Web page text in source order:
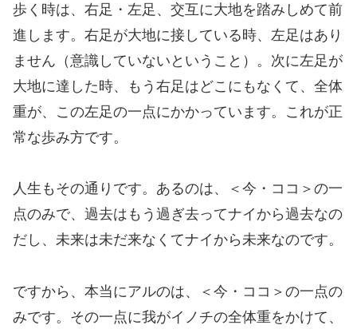
歩く時は、右足・左足、交互に大地を踏みしめて前
進します。右足が大地に接している時、左足はあり
ません（意識していないということ）。次に左足が
大地に達した時、もう右足はどこにもなくて、全体
重が、この左足の一点にかかっています。これが正
常な歩み方です。
人生もその通りです。あるのは、＜今・ココ＞の一
点のみで、過去はもう過ぎ去ってナイから過去なの
だし、未来は未だ来なくてナイから未来なのです。
ですから、本当にアルのは、＜今・ココ＞の一点の
みです。その一点に我がイノチの全体重をかけて、